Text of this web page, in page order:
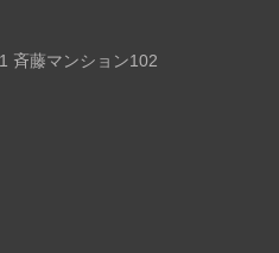
斉藤マンション102